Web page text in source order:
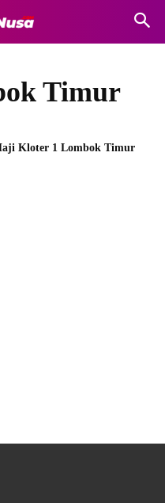
Timur
Kloter 1 Lombok Timur